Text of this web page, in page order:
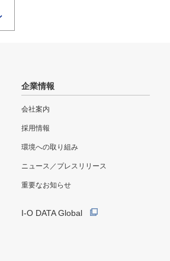
企業情報
会社案内
採用情報
環境への取り組み
ニュース／プレスリリース
重要なお知らせ
I-O DATA Global